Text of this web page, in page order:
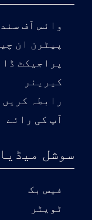
وائس آف
پیٹرن ان
پراجیکٹ
کیریئر
رابطہ کریں
آپ کی رائے
سوشل میڈیا
فیس بک
ٹویٹر